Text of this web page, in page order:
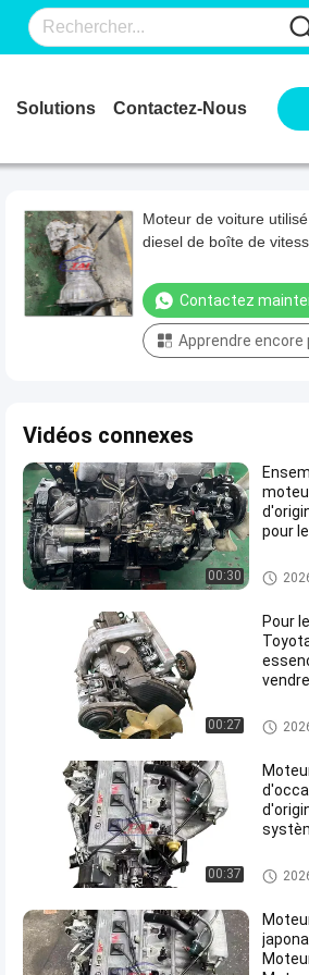
Solutions Contactez-Nous
Moteur de voiture
diesel de boîte de
Contactez
Apprendre encore
Vidéos connexes
00:30
pour
Pièces
de
00:27
Pour
vendre
Pièces
de
00:37
Pièces
de